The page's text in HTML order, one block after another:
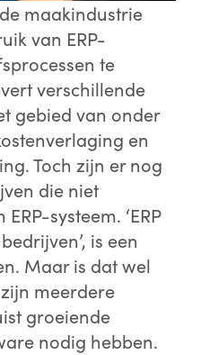
maakindustrie
van ERP-
te
verschillende
gebied van onder
en
Toch zijn er nog
die niet
systeem. ‘ERP
is een
Maar is dat wel
meerdere
groeiende
nodig hebben.